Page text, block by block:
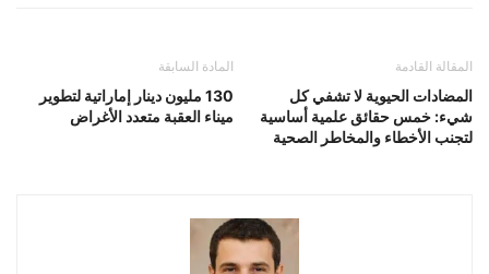
المادة السابقة
130 مليون دينار إماراتية لتطوير
ميناء العقبة متعدد الأغراض
المقالة القادمة
المضادات الحيوية لا تشفي كل
شيء: خمس حقائق علمية أساسية
لتجنب الأخطاء والمخاطر الصحية